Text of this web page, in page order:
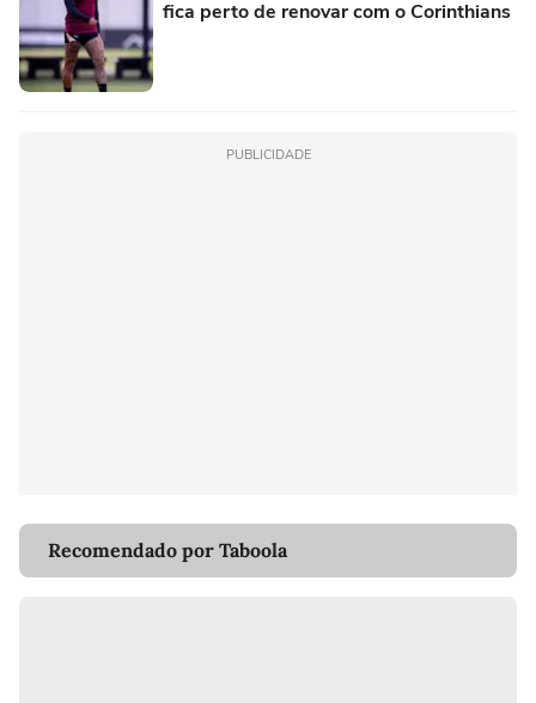
fica perto de renovar com o Corinthians
PUBLICIDADE
Recomendado por Taboola